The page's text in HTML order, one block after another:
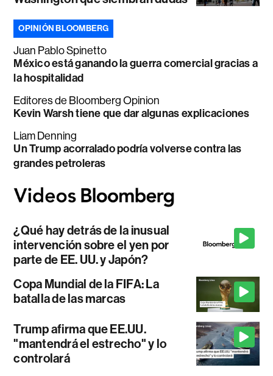
OPINIÓN BLOOMBERG
Juan Pablo Spinetto
México está ganando la guerra comercial gracias a
la hospitalidad
Editores de Bloomberg Opinion
Kevin Warsh tiene que dar algunas explicaciones
Liam Denning
Un Trump acorralado podría volverse contra las
grandes petroleras
¿Qué hay detrás de la inusual
intervención sobre el yen por
parte de EE. UU. y Japón?
Copa Mundial de la FIFA: La
batalla de las marcas
Trump afirma que EE.UU.
"mantendrá el estrecho" y lo
controlará